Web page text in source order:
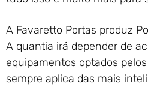
A Favaretto Portas produz
A quantia irá depender de
equipamentos optados
sempre aplica das mais